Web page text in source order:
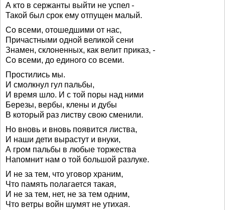
А кто в сержанты выйти не успел -
Такой был срок ему отпущен малый.
Со всеми, отошедшими от нас,
Причастными одной великой сени
Знамен, склоненных, как велит приказ, -
Со всеми, до единого со всеми.
Простились мы.
И смолкнул гул пальбы,
И время шло. И с той поры над ними
Березы, вербы, клены и дубы
В который раз листву свою сменили.
Но вновь и вновь появится листва,
И наши дети вырастут и внуки,
А гром пальбы в любые торжества
Напомнит нам о той большой разлуке.
И не за тем, что уговор храним,
Что память полагается такая,
И не за тем, нет, не за тем одним,
Что ветры войн шумят не утихая.